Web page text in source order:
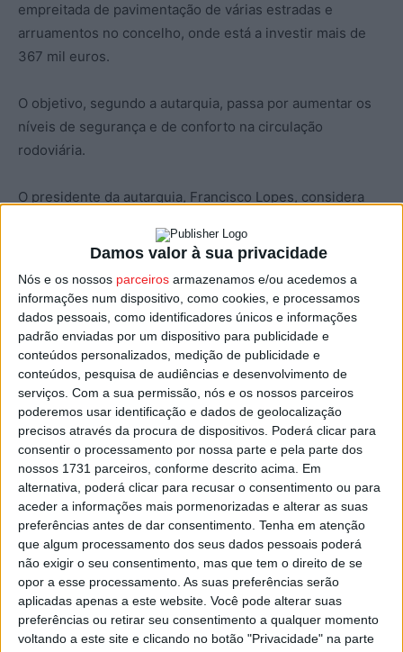
Damos valor à sua privacidade
Nós e os nossos parceiros armazenamos e/ou acedemos a
informações num dispositivo, como cookies, e processamos
dados pessoais, como identificadores únicos e informações
padrão enviadas por um dispositivo para publicidade e
conteúdos personalizados, medição de publicidade e
conteúdos, pesquisa de audiências e desenvolvimento de
serviços. Com a sua permissão, nós e os nossos parceiros
poderemos usar identificação e dados de geolocalização
precisos através da procura de dispositivos. Poderá clicar para
consentir o processamento por nossa parte e pela parte dos
nossos 1731 parceiros, conforme descrito acima. Em
alternativa, poderá clicar para recusar o consentimento ou para
aceder a informações mais pormenorizadas e alterar as suas
preferências antes de dar consentimento. Tenha em atenção
que algum processamento dos seus dados pessoais poderá
não exigir o seu consentimento, mas que tem o direito de se
opor a esse processamento. As suas preferências serão
aplicadas apenas a este website. Você pode alterar suas
preferências ou retirar seu consentimento a qualquer momento
voltando a este site e clicando no botão "Privacidade" na parte
empreitada de pavimentação de várias estradas e
arruamentos no concelho, onde está a investir mais de
367 mil euros.
O objetivo, segundo a autarquia, passa por aumentar os
níveis de segurança e de conforto na circulação
rodoviária.
O presidente da autarquia, Francisco Lopes, considera
“uma forte aposta na melhoria da qualidade de vida” dos
munícipes e de “quem procura Lamego para trabalhar,
investir e visitar”.
O autarca deixa ainda a garantia que após a conclusão
destes trabalhos, outros se vão seguir, no âmbito de um
plano de repavimentação e requalificação de estradas
que até 2025 tem previsto um investimento global de
cerca de três milhões de euros.
Esta e outras notícias para ouvir na Estação Diária – 96.8
FM ou emwww.968.fm.
Pub
TAGS Lamego